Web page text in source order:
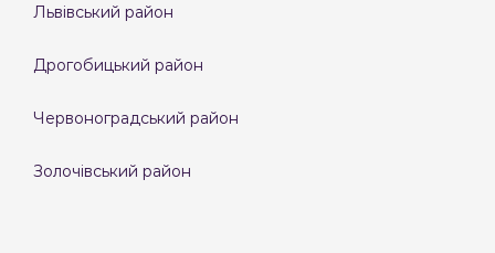
Львівський район
Дрогобицький район
Червоноградський район
Золочівський район